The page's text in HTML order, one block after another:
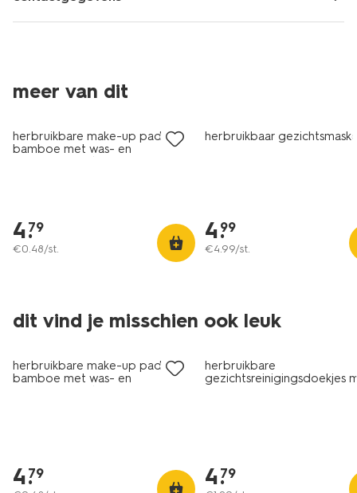
meer van dit
herbruikbare make-up pads
bamboe met was- en
bewaarzakje Ø8cm - 10 stuks
4.
79
€0.48/st.
herbruikbaar
4.
99
€4.99/st.
dit vind je misschien ook leuk
herbruikbare make-up pads
bamboe met was- en
bewaarzakje Ø8cm - 10 stuks
4.
79
herbruikbare
gezichtsreinigingsdoekjes
4.
79